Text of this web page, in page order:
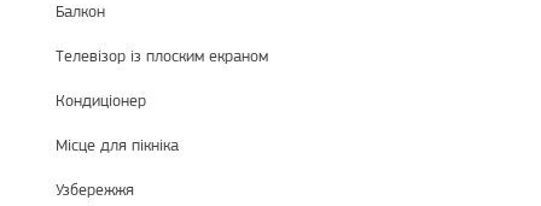
Балкон
Телевізор із плоским екраном
Кондиціонер
Місце для пікніка
Узбережжя